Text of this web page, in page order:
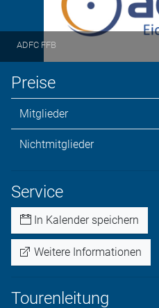
ADFC FFB
Preise
Mitglieder
Nichtmitglieder
Service
In Kalender speichern
Weitere Informationen
Tourenleitung